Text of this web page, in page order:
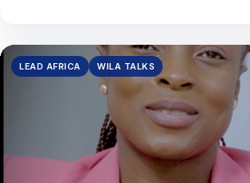
LEAD AFRICA WILA TALKS